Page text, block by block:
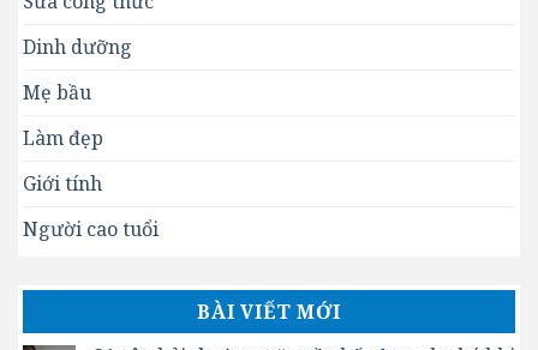
Dinh dưỡng
Mẹ bầu
Làm đẹp
Giới tính
Người cao tuổi
BÀI VIẾT MỚI